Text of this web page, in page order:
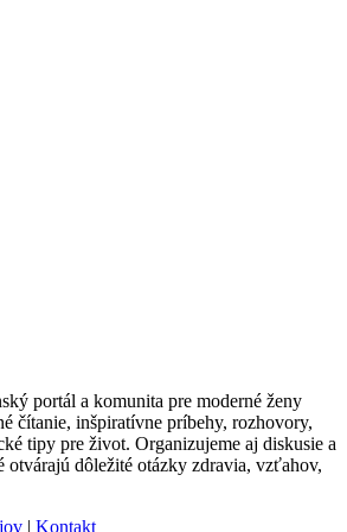
portál a komunita pre moderné ženy
čítanie, inšpiratívne príbehy, rozhovory,
tipy pre život. Organizujeme aj diskusie a
otvárajú dôležité otázky zdravia, vzťahov,
| Kontakt